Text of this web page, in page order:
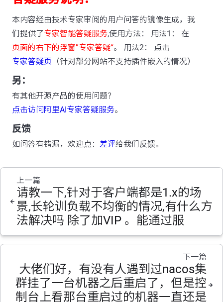
本内容经由技术专家审阅的用户问答的镜像生成，我
们提供了专家智能答疑服务,使用方法： 用法1： 在
页面的右下的浮窗”专家答疑“。 用法2： 点击
专家答疑页 （针对部分网站不支持插件嵌入的情况）
另：
有其他开源产品的使用问题？
点击访问阿里AI专家答疑服务。
反馈
如问答有错漏，欢迎点： 差评给我们反馈。
上一篇
请教一下,针对于客户端都是1.x的场
景,长轮训负载不均衡的情况,有什么方
法解决吗 除了加VIP 。能通过服
下一篇
大佬们好，有没有人遇到过nacos集
群挂了一台机器之后重启了，但是控
制台上看那台重启过的机器一直还是